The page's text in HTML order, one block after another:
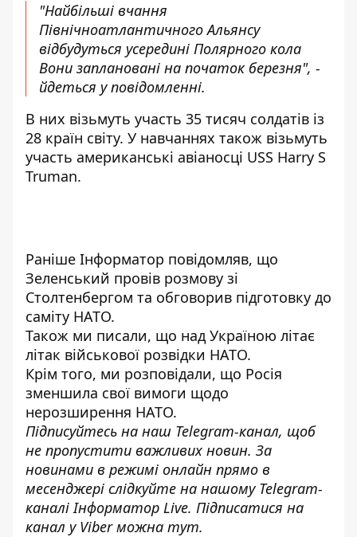
"Найбільші вчання
Північноатлантичного Альянсу
відбудуться усередині Полярного кола
Вони заплановані на початок березня", -
йдеться у повідомленні.
В них візьмуть участь 35 тисяч солдатів із
28 країн світу. У навчаннях також візьмуть
участь американські авіаносці USS Harry S
Truman.
Раніше Інформатор повідомляв, що
Зеленський провів розмову зі
Столтенбергом та обговорив підготовку до
саміту НАТО.
Також ми писали, що над Україною літає
літак військової розвідки НАТО.
Крім того, ми розповідали, що Росія
зменшила свої вимоги щодо
нерозширення НАТО.
Підписуйтесь на наш Telegram-канал, щоб
не пропустити важливих новин. За
новинами в режимі онлайн прямо в
месенджері слідкуйте на нашому Telegram-
каналіІнформатор Live. Підписатися на
канал у Viber можна тут.